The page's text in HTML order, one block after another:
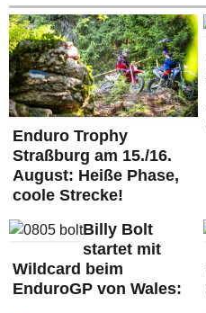
Enduro Trophy
Straßburg am 15./16.
August: Heiße Phase,
coole Strecke!
Billy Bolt
startet mit
Wildcard beim
EnduroGP von Wales: